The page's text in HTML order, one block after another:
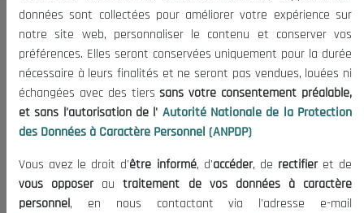
Le CNESE
A Propos
Le président
Organisation
Publications
Informations utiles
Appels d'offres et Consultations
données sont collectées pour améliorer votre expérience sur
notre site web, personnaliser le contenu et conserver vos
préférences. Elles seront conservées uniquement pour la durée
nécessaire à leurs finalités et ne seront pas vendues, louées ni
échangées avec des tierssans votre consentement préalable,
et sans l'autorisation de l' Autorité Nationale de la Protection
des Données à Caractère Personnel (ANPDP)
Vous avez le droit d'être informé, d'accéder, de rectifieret de
vous opposerautraitement de vos données à caractère
personnel, en nous contactant via l'adresse e-mail